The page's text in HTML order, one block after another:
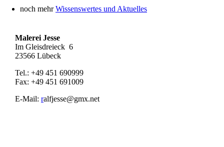
noch mehrWissenswertes und Aktuelles
Malerei Jesse
Im Gleisdreieck 6
23566 Lübeck
Tel.: +49 451 690999
Fax: +49 451 691009
E-Mail: ralfjesse@gmx.net